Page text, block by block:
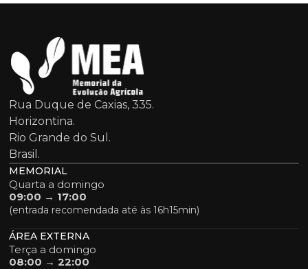
Rua Duque de Caxias, 335.
Horizontina.
Rio Grande do Sul.
Brasil.
MEMORIAL
Quarta a domingo
09:00 → 17:00
(entrada recomendada até às 16h15min)
ÁREA EXTERNA
Terça a domingo
08:00 → 22:00